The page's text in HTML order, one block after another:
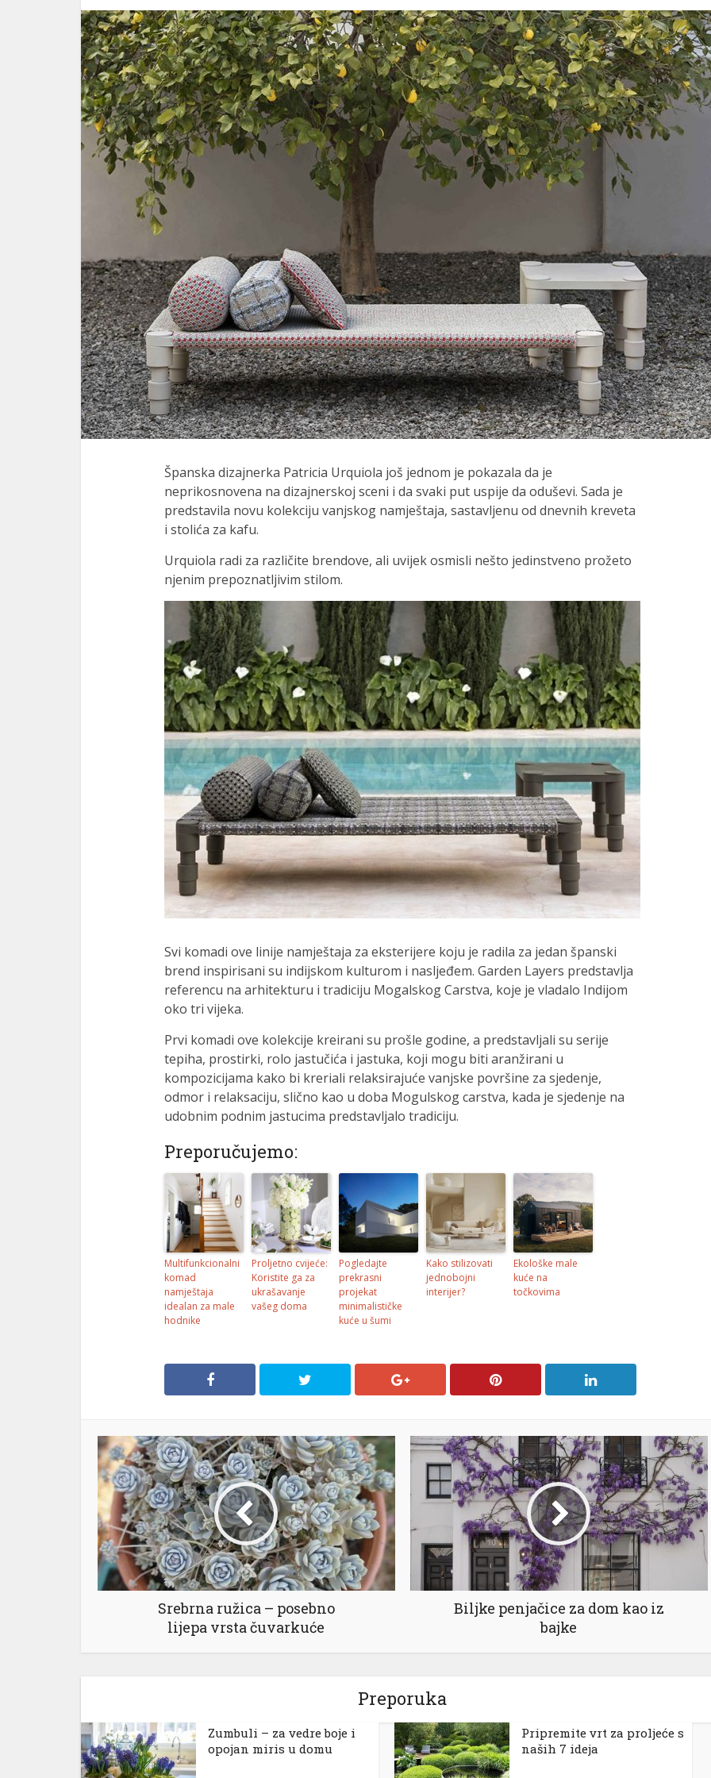
Španska dizajnerka Patricia Urquiola još jednom je pokazala da je
neprikosnovena na dizajnerskoj sceni i da svaki put uspije da oduševi. Sada je
predstavila novu kolekciju vanjskog namještaja, sastavljenu od dnevnih kreveta
i stolića za kafu.
Urquiola radi za različite brendove, ali uvijek osmisli nešto jedinstveno prožeto
njenim prepoznatljivim stilom.
Svi komadi ove linije namještaja za eksterijere koju je radila za jedan španski
brend inspirisani su indijskom kulturom i nasljeđem. Garden Layers predstavlja
referencu na arhitekturu i tradiciju Mogalskog Carstva, koje je vladalo Indijom
oko tri vijeka.
Prvi komadi ove kolekcije kreirani su prošle godine, a predstavljali su serije
tepiha, prostirki, rolo jastučića i jastuka, koji mogu biti aranžirani u
kompozicijama kako bi kreriali relaksirajuće vanjske površine za sjedenje,
odmor i relaksaciju, slično kao u doba Mogulskog carstva, kada je sjedenje na
udobnim podnim jastucima predstavljalo tradiciju.
Preporučujemo:
Multifunkcionalni
komad
namještaja
idealan za male
hodnike
Proljetno cvijeće:
Koristite ga za
ukrašavanje
vašeg doma
Pogledajte
prekrasni
projekat
minimalističke
kuće u šumi
Kako stilizovati
jednobojni
interijer?
Ekološke male
kuće na
točkovima
Srebrna ružica – posebno
lijepa vrsta čuvarkuće
Biljke penjačice za dom kao iz
bajke
Preporuka
Zumbuli – za vedre boje i
opojan miris u domu
Pripremite vrt za proljeće s
naših 7 ideja